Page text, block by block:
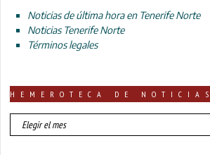
Noticias de última hora en Tenerife Norte
Noticias Tenerife Norte
Términos legales
HEMEROTECA DE NOTICIAS
HEMEROTECA
DE